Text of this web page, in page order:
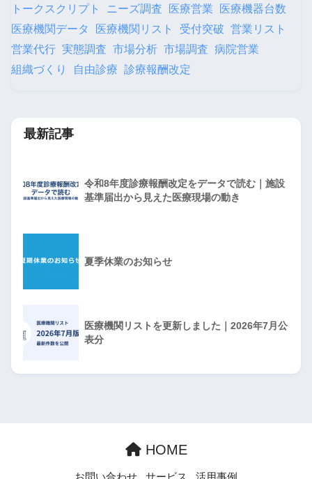
トークスクリプト
ニーズ調査 医療営業
医療機器台数
医療機関データ
医療機関リスト 受付突破 営業リスト
営業代行 実態調査 市場分析 市場調査 病院営業
組織づくり
自由診療 診療報酬改定
最新記事
令和8年度診療報酬改定をデータで読む｜施設
基準届出から見えた医療現場の動き
夏季休業のお知らせ
医療機関リストを更新しました｜2026年7月公
表分
HOME